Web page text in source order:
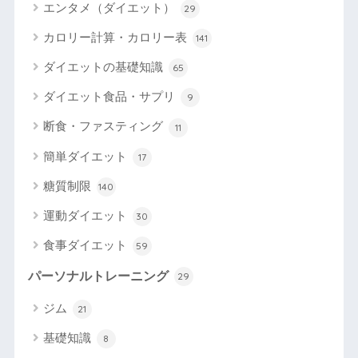
エンタメ（ダイエット） 29
カロリー計算・カロリー表 141
ダイエットの基礎知識 65
ダイエット食品・サプリ 9
断食・ファスティング 11
簡単ダイエット 17
糖質制限 140
運動ダイエット 30
食事ダイエット 59
パーソナルトレーニング 29
ジム 21
基礎知識 8